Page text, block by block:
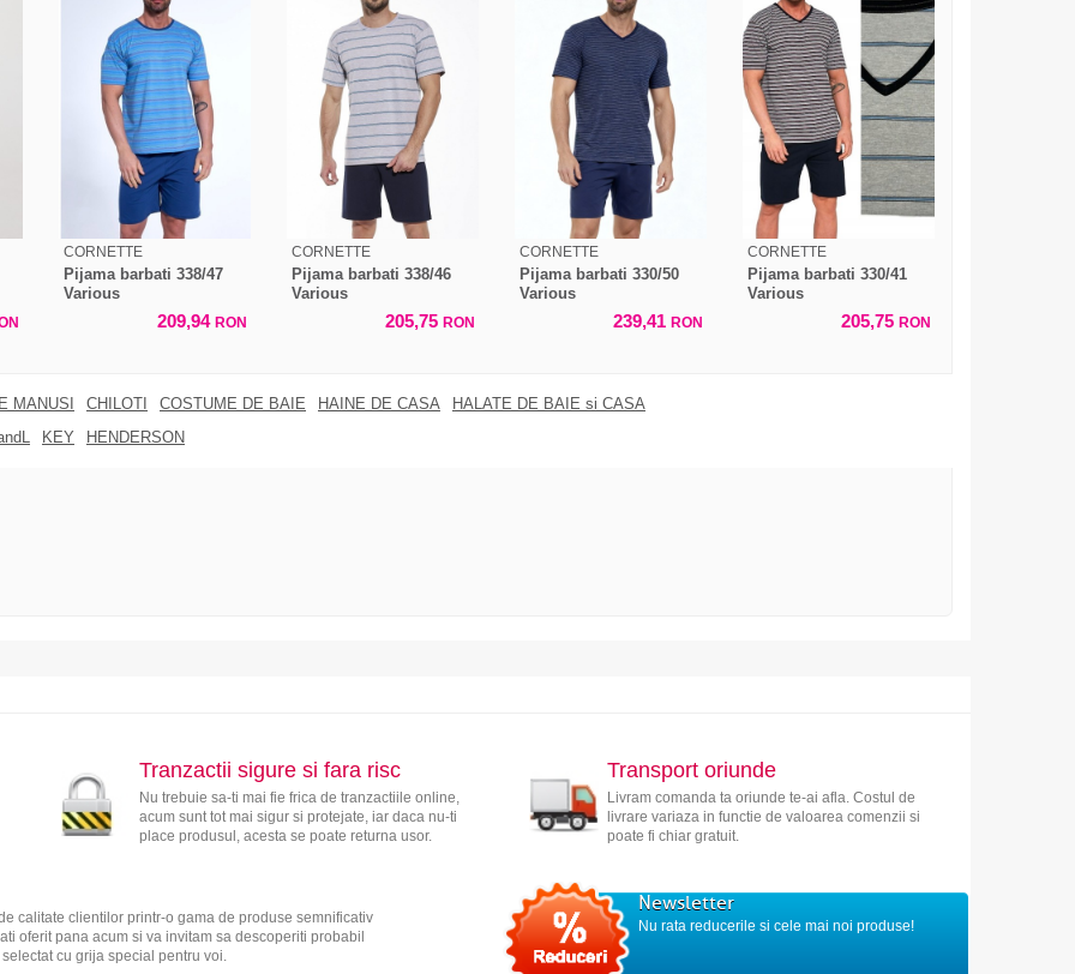
CORNETTE
Pijama barbati 338/47
Various
209,94 RON
CORNETTE
Pijama barbati 338/46
Various
205,75 RON
CORNETTE
Pijama barbati 330/50
Various
239,41 RON
CORNETTE
Pijama barbati 330/41
Various
205,75 RON
MANUSI CHILOTI COSTUME DE BAIE HAINE DE CASA
HALATE DE BAIE si CASA
KEY HENDERSON
Tranzactii sigure si fara risc
Nu trebuie sa-ti mai fie frica de tranzactiile online,
acum sunt tot mai sigur si protejate, iar daca nu-ti
place produsul, acesta se poate returna usor.
Transport oriunde
Livram comanda ta oriunde te-ai afla. Costul de
livrare variaza in functie de valoarea comenzii si
poate fi chiar gratuit.
calitate clientilor printr-o gama de produse semnificativ
oferit pana acum si va invitam sa descoperiti probabil
cu grija special pentru voi.
Newsletter
Nu rata reducerile si cele mai noi produse!